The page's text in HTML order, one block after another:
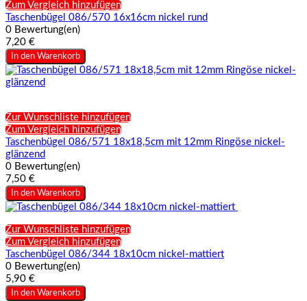
Zum Vergleich hinzufügen
Taschenbügel 086/570 16x16cm nickel rund
0 Bewertung(en)
7,20 €
In den Warenkorb
Zur Wunschliste hinzufügen
Zum Vergleich hinzufügen
Taschenbügel 086/571 18x18,5cm mit 12mm Ringöse nickel-
glänzend
0 Bewertung(en)
7,50 €
In den Warenkorb
Zur Wunschliste hinzufügen
Zum Vergleich hinzufügen
Taschenbügel 086/344 18x10cm nickel-mattiert
0 Bewertung(en)
5,90 €
In den Warenkorb